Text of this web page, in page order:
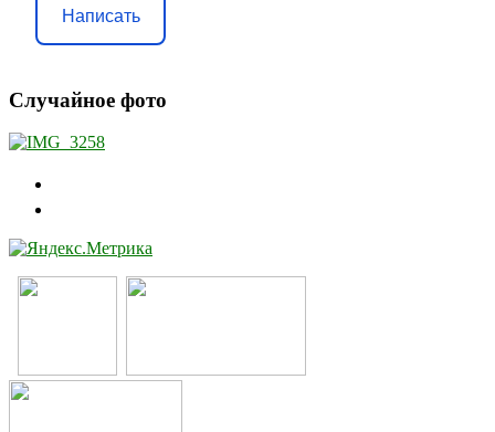
Написать
Случайное фото